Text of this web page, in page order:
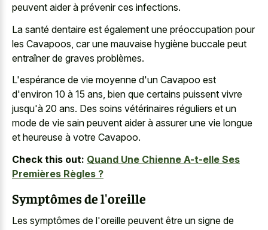
peuvent aider à prévenir ces infections.
La santé dentaire est également une préoccupation pour
les Cavapoos, car une mauvaise hygiène buccale peut
entraîner de graves problèmes.
L'espérance de vie moyenne d'un Cavapoo est
d'environ 10 à 15 ans, bien que certains puissent vivre
jusqu'à 20 ans. Des soins vétérinaires réguliers et un
mode de vie sain peuvent aider à assurer une vie longue
et heureuse à votre Cavapoo.
Check this out: Quand Une Chienne A-t-elle Ses
Premières Règles ?
Symptômes de l'oreille
Les symptômes de l'oreille peuvent être un signe de